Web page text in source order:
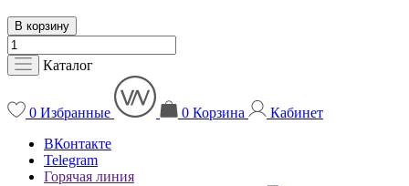
В корзину
Каталог
0 Избранные 0 Корзина
Кабинет
ВКонтакте
Telegram
Горячая линия